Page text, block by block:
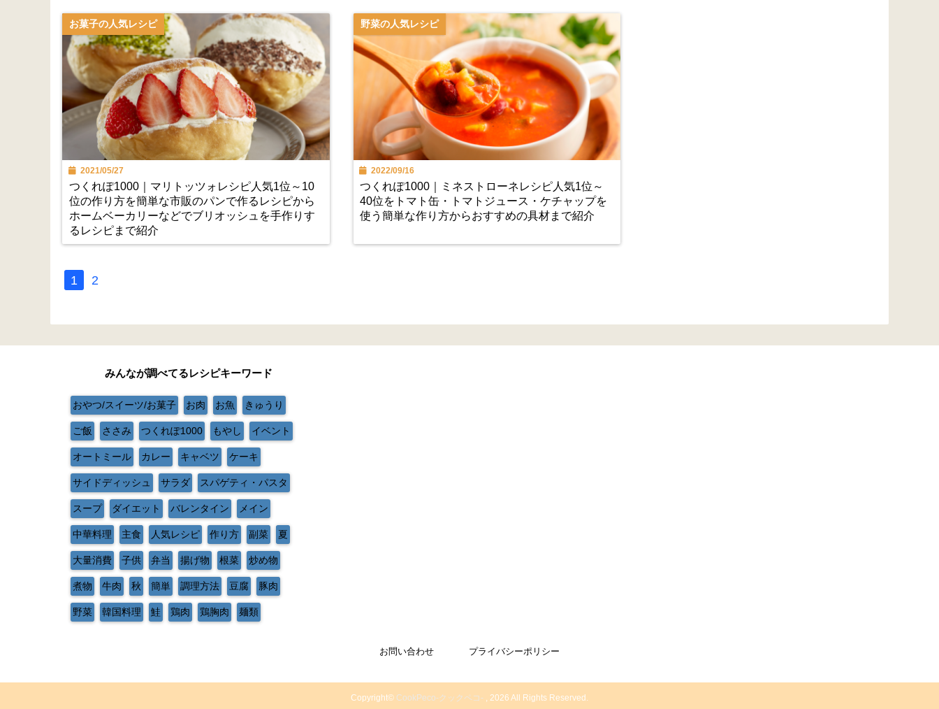
お菓子の人気レシピ
2021/05/27
つくれぽ1000｜マリトッツォレシピ人気1位～10
位の作り方を簡単な市販のパンで作るレシピから
ホームベーカリーなどでブリオッシュを手作りす
るレシピまで紹介
野菜の人気レシピ
2022/09/16
つくれぽ1000｜ミネストローネレシピ人気1位～
40位をトマト缶・トマトジュース・ケチャップを
使う簡単な作り方からおすすめの具材まで紹介
1 2
みんなが調べてるレシピキーワード
おやつ/スイーツ/お菓子 お肉 お魚 きゅうり
ご飯 ささみ つくれぽ1000 もやし イベント
オートミール カレー キャベツ ケーキ
サイドディッシュ サラダ スパゲティ・パスタ
スープ ダイエット バレンタイン メイン
中華料理 主食 人気レシピ 作り方 副菜 夏
大量消費 子供 弁当 揚げ物 根菜 炒め物
煮物 牛肉 秋 簡単 調理方法 豆腐 豚肉
野菜 韓国料理 鮭 鶏肉 鶏胸肉 麺類
お問い合わせ プライバシーポリシー
Copyright© CookPeco-クックペコ- , 2026 All Rights Reserved.